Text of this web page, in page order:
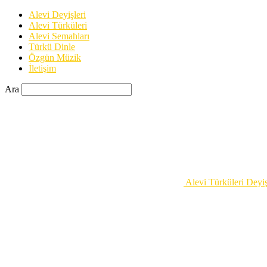
Alevi Deyişleri
Alevi Türküleri
Alevi Semahları
Türkü Dinle
Özgün Müzik
İletişim
Ara
Alevi Türküleri